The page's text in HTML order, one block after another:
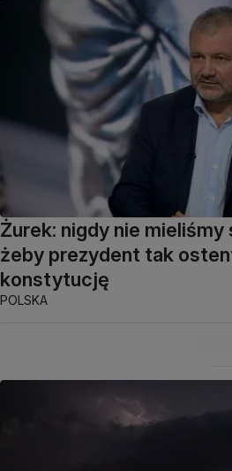
Żurek: nigdy nie
żeby prezydent tak
konstytucję
POLSKA